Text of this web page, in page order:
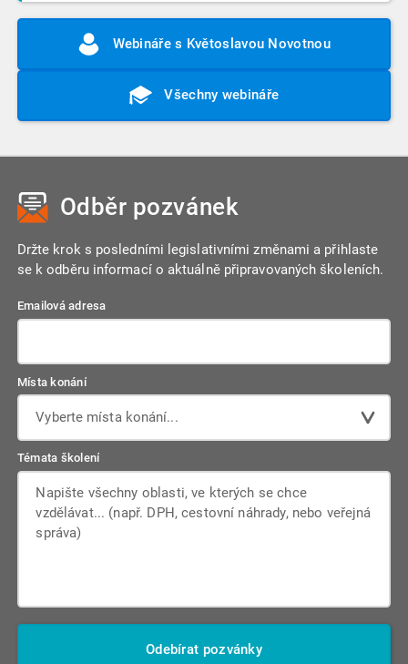
Webináře s Květoslavou Novotnou
Všechny webináře
Odběr pozvánek
Držte krok s posledními legislativními změnami a přihlaste
se k odběru informací o aktuálně připravovaných školeních.
Emailová adresa
Místa konání
Vyberte místa konání...
Témata školení
Odebírat pozvánky